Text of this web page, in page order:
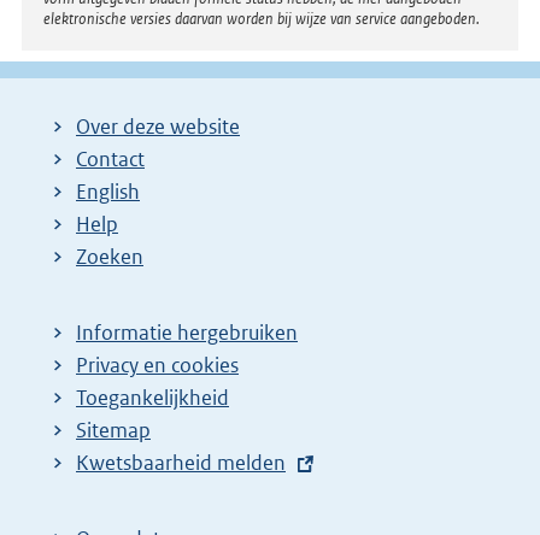
elektronische versies daarvan worden bij wijze van service aangeboden.
Over deze website
Contact
English
Help
Zoeken
Informatie hergebruiken
Privacy en cookies
Toegankelijkheid
Sitemap
E
t
Kwetsbaarheid melden